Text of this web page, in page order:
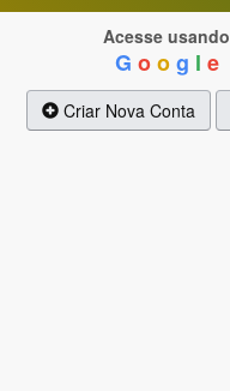
Acesse usando
G o o g l e
Criar Nova Conta